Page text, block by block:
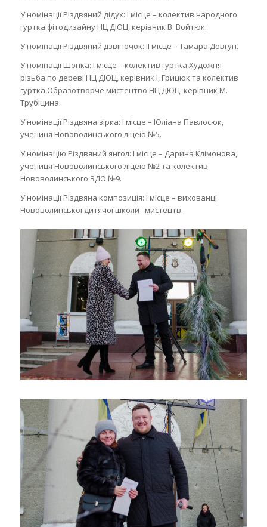
У номінації Різдвяний дідух: І місце – колектив народного
гуртка фітодизайну НЦ ДЮЦ, керівник В. Войтюк.
У номінації Різдвяний дзвіночок: ІІ місце – Тамара Довгун.
У номінації Шопка: І місце – колектив гуртка Художня
різьба по дереві НЦ ДЮЦ, керівник І, Грицюк та колектив
гуртка Образотворче мистецтво НЦ ДЮЦ, керівник М.
Трубіцина.
У номінації Різдвяна зірка: І місце – Юліана Павлосюк,
учениця Нововолинського ліцею №5.
У номінацію Різдвяний янгол: І місце – Дарина Клімонова,
учениця Нововолинського ліцею №2 та колектив
Нововолинського ЗДО №9.
У номінації Різдвяна композиція: І місце – вихованці
Нововолинської дитячої школи мистецтв.